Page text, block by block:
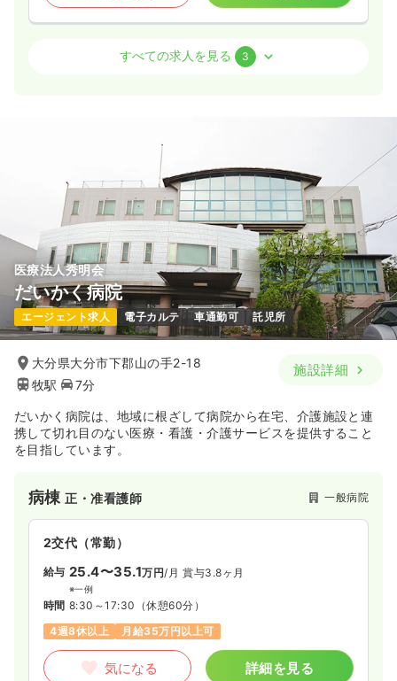
正看護師
土日祝休み
オンコールあり 月給28万円以上可
気になる 詳細を見る
日勤のみ（パート） 一時募集休止
給与 時給4,000円〜
時間 8:30～17:30（休憩60分）
土日祝休み
オンコールあり 時給2,500円以上可
気になる 詳細を見る
給与 お問い合わせください
すべての求人を見る 3
医療法人秀明会
だいかく病院
エージェント求人 電子カルテ 車通勤可 託児所
大分県大分市下郡山の手2-18
牧駅
7分
施設詳細
だいかく病院は、地域に根ざして病院から在宅、介護施設と連
携して切れ目のない医療・看護・介護サービスを提供すること
を目指しています。
病棟正・准看護師 一般病院
2交代（常勤）
給与 25.4〜35.1万円/月 賞与3.8ヶ月
※一例
時間 8:30～17:30 （休憩60分）
4週8休以上
月給35万円以上可
気になる 詳細を見る